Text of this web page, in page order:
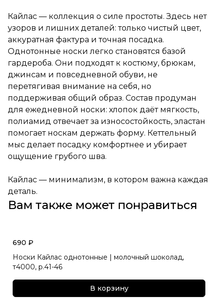
Кайлас — коллекция о силе простоты. Здесь нет
узоров и лишних деталей: только чистый цвет,
аккуратная фактура и точная посадка.
Однотонные носки легко становятся базой
гардероба. Они подходят к костюму, брюкам,
джинсам и повседневной обуви, не
перетягивая внимание на себя, но
поддерживая общий образ. Состав продуман
для ежедневной носки: хлопок даёт мягкость,
полиамид отвечает за износостойкость, эластан
помогает носкам держать форму. Кеттельный
мыс делает посадку комфортнее и убирает
ощущение грубого шва.
Кайлас — минимализм, в котором важна каждая
деталь.
Вам также может понравиться
690 ₽
Носки Кайлас однотонные | молочный шоколад,
т4000, р.41-46
В корзину